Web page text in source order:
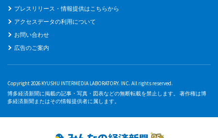
プレスリリース・情報提供はこちらから
アクセスデータの利用について
お問い合わせ
広告のご案内
Copyright 2026 KYUSHU INTERMEDIA LABORATORY. INC. All rights reserved.
博多経済新聞に掲載の記事・写真・図表などの無断転載を禁止します。 著作権は博
多経済新聞またはその情報提供者に属します。